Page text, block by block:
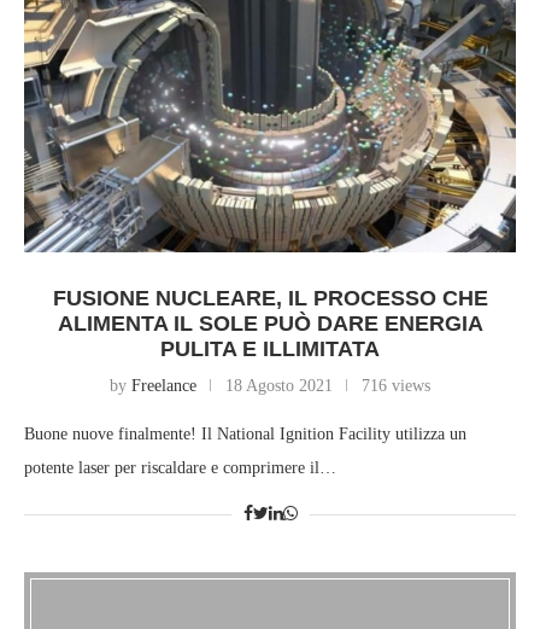
FUSIONE NUCLEARE, IL PROCESSO CHE
ALIMENTA IL SOLE PUÒ DARE ENERGIA
PULITA E ILLIMITATA
by Freelance 18 Agosto 2021 716 views
Buone nuove finalmente! Il National Ignition Facility utilizza un
potente laser per riscaldare e comprimere il…